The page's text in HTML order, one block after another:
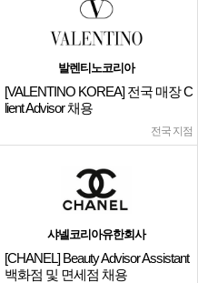
발렌티노코리아
[VALENTINO KOREA] 전국 매장 C
lient Advisor 채용
전국 지점
샤넬코리아유한회사
[CHANEL] Beauty Advisor Assistant
백화점 및 면세점 채용